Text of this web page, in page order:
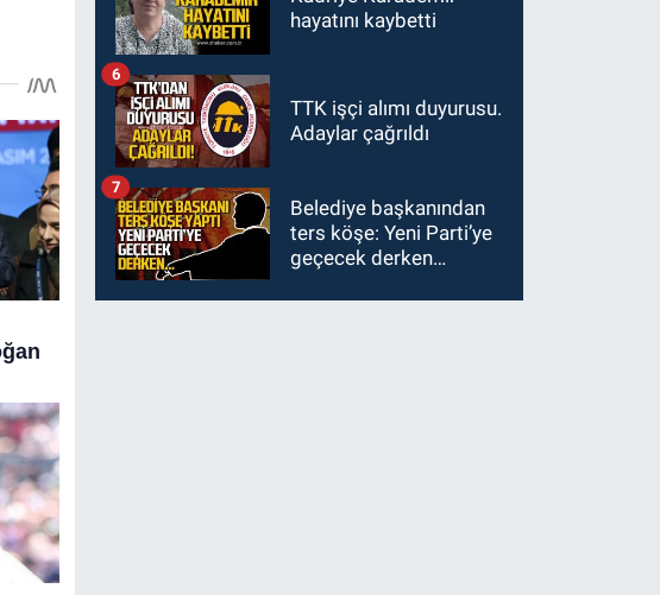
hayatını kaybetti
TTK işçi alımı duyurusu.
Adaylar çağrıldı
6
Belediye başkanından
ters köşe: Yeni Parti’ye
geçecek derken…
7